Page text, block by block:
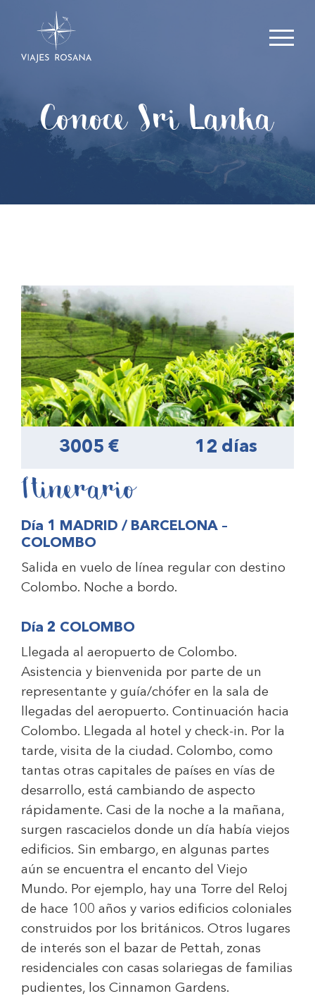
Conoce Sri Lanka
3005 € 12 días
Itinerario
Día 1 MADRID / BARCELONA –
COLOMBO
Salida en vuelo de línea regular con destino
Colombo. Noche a bordo.
Día 2 COLOMBO
Llegada al aeropuerto de Colombo.
Asistencia y bienvenida por parte de un
representante y guía/chófer en la sala de
llegadas del aeropuerto. Continuación hacia
Colombo. Llegada al hotel y check-in. Por la
tarde, visita de la ciudad. Colombo, como
tantas otras capitales de países en vías de
desarrollo, está cambiando de aspecto
rápidamente. Casi de la noche a la mañana,
surgen rascacielos donde un día había viejos
edificios. Sin embargo, en algunas partes
aún se encuentra el encanto del Viejo
Mundo. Por ejemplo, hay una Torre del Reloj
de hace 100 años y varios edificios coloniales
construidos por los británicos. Otros lugares
de interés son el bazar de Pettah, zonas
residenciales con casas solariegas de familias
pudientes, los Cinnamon Gardens.